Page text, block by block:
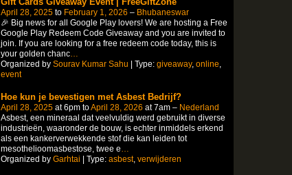
April 28, 2025to February 1, 2026 – Bhubaneswar
🎉 Big news for all Google Play lovers! We are hosting a Free
Google Play Redeem Code Giveaway and you are invited to
join. If you are looking for a free redeem code today, this is
your golden chanc…
Organized by Sourav Kumar Sahu | Type: giveaway, online,
event
Hoe kun je bevestigen met Asbest Bedrijf?
April 28, 2025at 6pm toApril 28, 2026 at 7am – Nederland
Asbest, een mineraal dat veelvuldig werd gebruikt in diverse
industrieën, waaronder de bouw, is echter inmiddels erkend
als een kankerverwekkende stof die kan leiden tot
mesothelioomasbestose, twee e…
Organized by Garhtai | Type: asbest, verwijderen